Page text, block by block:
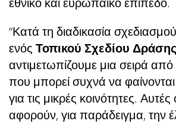
“Κατά τη διαδικασία
ενός Τοπικού Σχεδίου Δράσης
αντιμετωπίζουμε μια σειρά
που μπορεί συχνά να
για τις μικρές κοινότητες.
αφορούν, για παράδειγμα, την